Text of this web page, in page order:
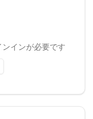
インが必要です